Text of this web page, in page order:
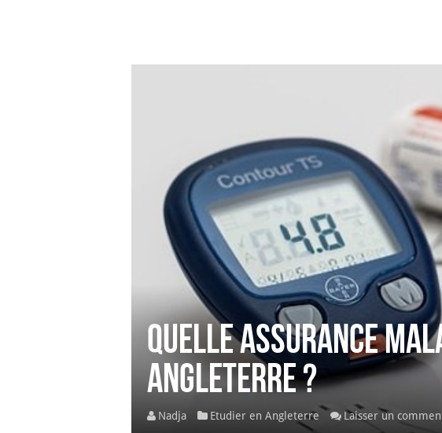
Quelle assurance
Angleterre ?
Nadja Etudier en Angleterre Laisser un